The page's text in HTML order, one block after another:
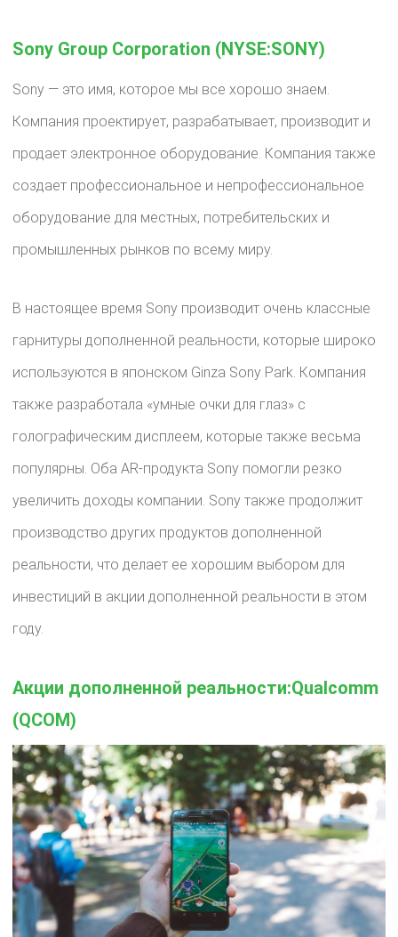
Sony Group Corporation (NYSE:SONY)
Sony — это имя, которое мы все хорошо знаем.
Компания проектирует, разрабатывает, производит и
продает электронное оборудование. Компания также
создает профессиональное и непрофессиональное
оборудование для местных, потребительских и
промышленных рынков по всему миру.
В настоящее время Sony производит очень классные
гарнитуры дополненной реальности, которые широко
используются в японском Ginza Sony Park. Компания
также разработала «умные очки для глаз» с
голографическим дисплеем, которые также весьма
популярны. Оба AR-продукта Sony помогли резко
увеличить доходы компании. Sony также продолжит
производство других продуктов дополненной
реальности, что делает ее хорошим выбором для
инвестиций в акции дополненной реальности в этом
году.
Акции дополненной реальности:Qualcomm
(QCOM)